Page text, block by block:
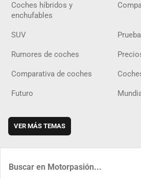
Coches híbridos y
enchufables
SUV
Rumores de coches
Comparativa de coches
Futuro
VER MÁS TEMAS